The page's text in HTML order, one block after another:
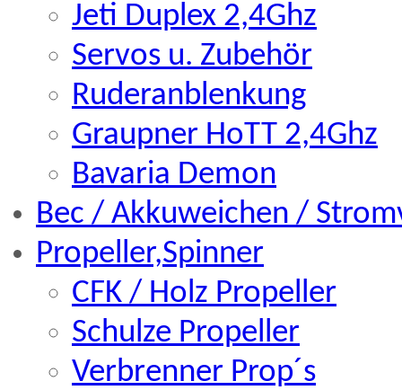
Jeti Duplex 2,4Ghz
Servos u. Zubehör
Ruderanblenkung
Graupner HoTT 2,4Ghz
Bavaria Demon
Bec / Akkuweichen /
Propeller,Spinner
CFK / Holz Propeller
Schulze Propeller
Verbrenner Prop´s